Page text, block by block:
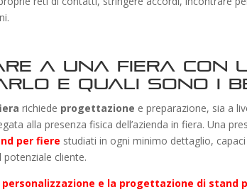
a una fiera con
e quali sono i
richiede progettazione e preparazione, sia a
alla presenza fisica dell’azienda in fiera. Una
per fiere studiati in ogni minimo dettaglio,
cliente.
personalizzazione e la progettazione di stand